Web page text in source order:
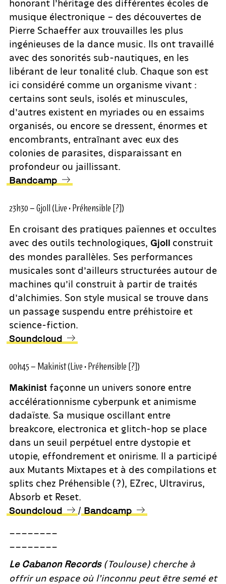
musique électronique – des découvertes de
Pierre Schaeffer aux trouvailles les plus
ingénieuses de la dance music. Ils ont travaillé
avec des sonorités sub-nautiques, en les
libérant de leur tonalité club. Chaque son est
ici considéré comme un organisme vivant :
certains sont seuls, isolés et minuscules,
d’autres existent en myriades ou en essaims
organisés, ou encore se dressent, énormes et
encombrants, entraînant avec eux des
colonies de parasites, disparaissant en
profondeur ou jaillissant.
Bandcamp
23h30 – Gjoll (Live • Préhensible [?])
En croisant des pratiques païennes et occultes
avec des outils technologiques, Gjoll construit
des mondes parallèles. Ses performances
musicales sont d’ailleurs structurées autour de
machines qu’il construit à partir de traités
d’alchimies. Son style musical se trouve dans
un passage suspendu entre préhistoire et
science-fiction.
Soundcloud
00h45 – Makinist (Live • Préhensible [?])
Makinist façonne un univers sonore entre
accélérationnisme cyberpunk et animisme
dadaïste. Sa musique oscillant entre
breakcore, electronica et glitch-hop se place
dans un seuil perpétuel entre dystopie et
utopie, effondrement et onirisme. Il a participé
aux Mutants Mixtapes et à des compilations et
splits chez Préhensible (?), EZrec, Ultravirus,
Absorb et Reset.
Soundcloud / Bandcamp
Le Cabanon Records(Toulouse) cherche à
offrir un espace où l’inconnu peut être semé et